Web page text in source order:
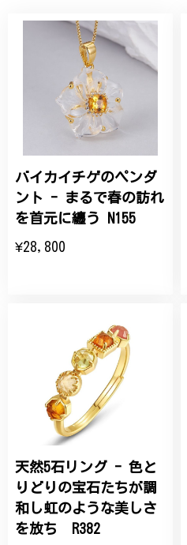
バイカイチゲのペンダ
ント - まるで春の訪れ
を首元に纏う N155
¥28,800
天然5石リング - 色と
りどりの宝石たちが調
和し虹のような美しさ
を放ち R382